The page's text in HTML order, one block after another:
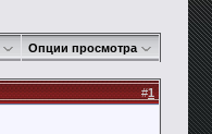
Опции просмотра
#1